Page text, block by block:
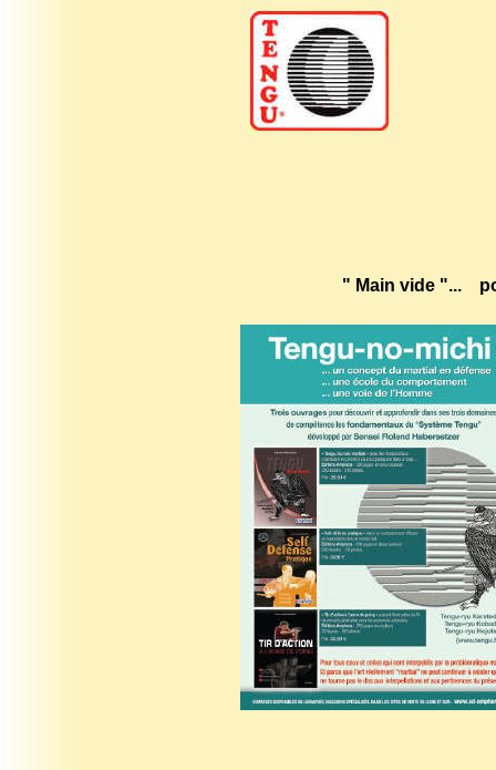
" Main vide "...